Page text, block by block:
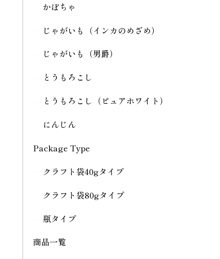
かぼちゃ
じゃがいも（インカのめざめ）
じゃがいも（男爵）
とうもろこし
とうもろこし（ピュアホワイト）
にんじん
Package Type
クラフト袋40gタイプ
クラフト袋80gタイプ
瓶タイプ
商品一覧